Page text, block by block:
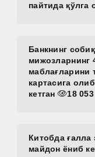
пайтида қўлга
Банкнинг
мижозларнинг
маблағларини
картасига
кетган
18 053
Китобда ғалла
майдон ёниб